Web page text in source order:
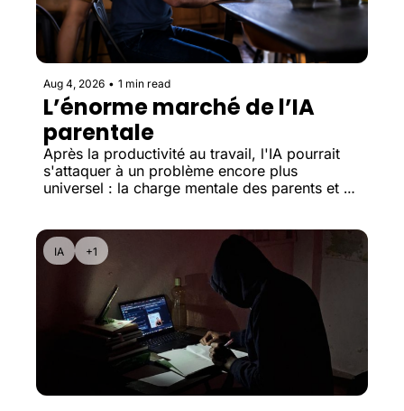
Aug 4, 2026 • 1 min read
L’énorme marché de l’IA
parentale
Après la productivité au travail, l'IA pourrait
s'attaquer à un problème encore plus
universel : la charge mentale des parents et
IA +1